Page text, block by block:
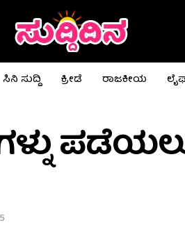
ಸಿನಿ ಸುದ್ದಿ ಕ್ರೀಡೆ ರಾಜಕೀಯ